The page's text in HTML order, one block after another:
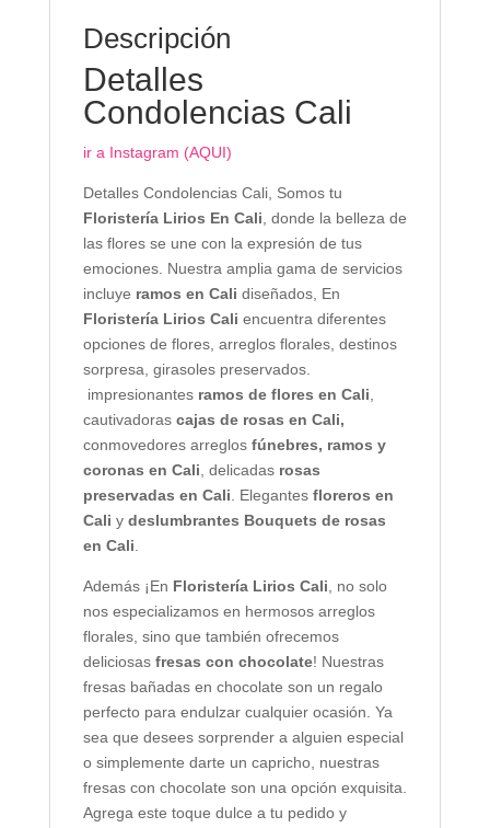
Descripción
Detalles
Condolencias Cali
ir a Instagram (AQUI)
Detalles Condolencias Cali, Somos tu
Floristería Lirios En Cali , donde la belleza de
las flores se une con la expresión de tus
emociones. Nuestra amplia gama de servicios
incluye ramos en Cali diseñados, En
Floristería Lirios Cali encuentra diferentes
opciones de flores, arreglos florales, destinos
sorpresa, girasoles preservados.
impresionantes ramos de flores en Cali
cautivadoras cajas de rosas en Cali,
conmovedores arreglos fúnebres, ramos y
coronas en Cali , delicadas rosas
preservadas en Cali . Elegantes floreros en
Cali y deslumbrantes Bouquets de rosas
en Cali
Además ¡En Floristería Lirios Cali , no solo
nos especializamos en hermosos arreglos
florales, sino que también ofrecemos
deliciosas fresas con chocolate! Nuestras
fresas bañadas en chocolate son un regalo
perfecto para endulzar cualquier ocasión. Ya
sea que desees sorprender a alguien especial
o simplemente darte un capricho, nuestras
fresas con chocolate son una opción exquisita.
Agrega este toque dulce a tu pedido y